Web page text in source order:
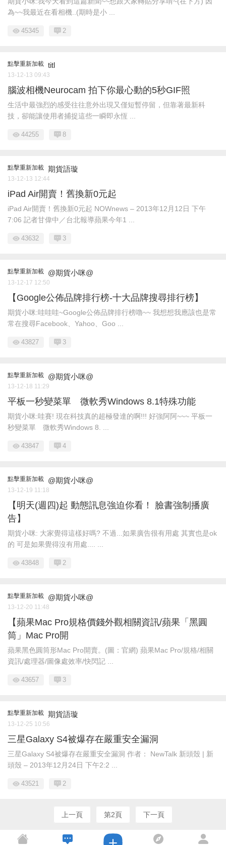
為~~我最近在看相機..(期時是小 ...
45345 2
點擊重新加載 titl
13-12-13 09:43
腦波相機Neurocam 拍下你最心動的5秒GIF照
生活中最強烈的感受往往意外出現又僅短暫停留，但靠著最新科
技，卻能讓使用者捕捉這些一瞬即永恆 ...
44255 8
點擊重新加載 期貨語璇
13-12-13 12:44
iPad Air開賣！舊換新0元起
iPad Air開賣！舊換新0元起 NOWnews – 2013年12月12日 下午
7:06 記者甘偉中／台北報導蘋果今年1 ...
43632 3
點擊重新加載 @期貨小咪@
13-12-17 12:50
【Google公佈品牌排行榜-十大品牌搜尋排行榜】
期貨小咪:哇哇哇~Google公佈品牌排行榜嚕~~ 我想想我應該也是常
常在搜尋Facebook、Yahoo、Goo ...
43827 3
點擊重新加載 @期貨小咪@
13-12-18 11:29
平板一秒變菜單 微軟秀Windows 8.1特殊功能
期貨小咪:哇賽! 現在科技真的超極發達的啊!!! 好強阿阿~~~ 平板一
秒變菜單 微軟秀Windows 8. ...
43847 4
點擊重新加載 @期貨小咪@
13-12-19 11:18
【明天(週四)起 動態訊息強迫你看！ 臉書強制播廣
告】
期貨小咪: 大家覺得這樣好嗎? 不過...如果廣告很有用處 其實也是ok
的 可是如果覺得沒有用處.... ...
43848 2
點擊重新加載 @期貨小咪@
13-12-20 11:48
【蘋果Mac Pro規格價錢外觀相關資訊/蘋果「黑圓
筒」Mac Pro開
蘋果黑色圓筒形Mac Pro開賣。(圖：官網) 蘋果Mac Pro/規格/相關
資訊/處理器/圖像處效率/快閃記 ...
43657 3
點擊重新加載 期貨語璇
13-12-25 10:56
三星Galaxy S4被爆存在嚴重安全漏洞
三星Galaxy S4被爆存在嚴重安全漏洞 作者： NewTalk 新頭殼 | 新
頭殼 – 2013年12月24日 下午2:2 ...
43521 2
上一頁 第2頁 下一頁